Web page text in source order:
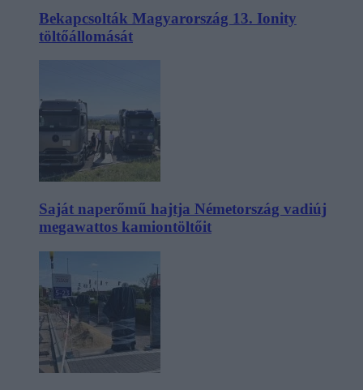
Bekapcsolták Magyarország 13. Ionity
töltőállomását
Saját naperőmű hajtja Németország vadiúj
megawattos kamiontöltőit